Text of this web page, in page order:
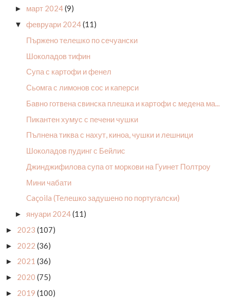
► март 2024(9)
▼ февруари 2024(11)
Пържено телешко по сечуански
Шоколадов тифин
Супа с картофи и фенел
Сьомга с лимонов сос и каперси
Бавно готвена свинска плешка и картофи с медeна ма...
Пикантен хумус с печени чушки
Пълнена тиква с нахут, киноа, чушки и лешници
Шоколадов пудинг с Бейлис
Джинджифилова супа от моркови на Гуинет Полтроу
Мини чабати
Caçoila (Телешко задушено по португалски)
► януари 2024(11)
► 2023 (107)
► 2022 (36)
► 2021 (36)
► 2020 (75)
► 2019 (100)